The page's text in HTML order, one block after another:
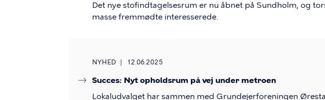
Det nye stofindtagelsesrum er nu åbnet på Sundholm, og
masse fremmødte interesserede.
NYHED 12.06.2025
Succes: Nyt opholdsrum på vej under metroen
Lokaludvalget har sammen med Grundejerforeningen